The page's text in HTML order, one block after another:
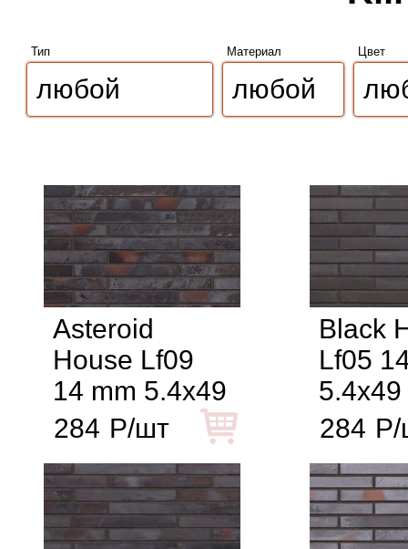
Тип Материал Цвет
Asteroid
House Lf09
14 mm 5.4x49
284 Р/шт
Black
Lf05
5.4x49
284 Р/